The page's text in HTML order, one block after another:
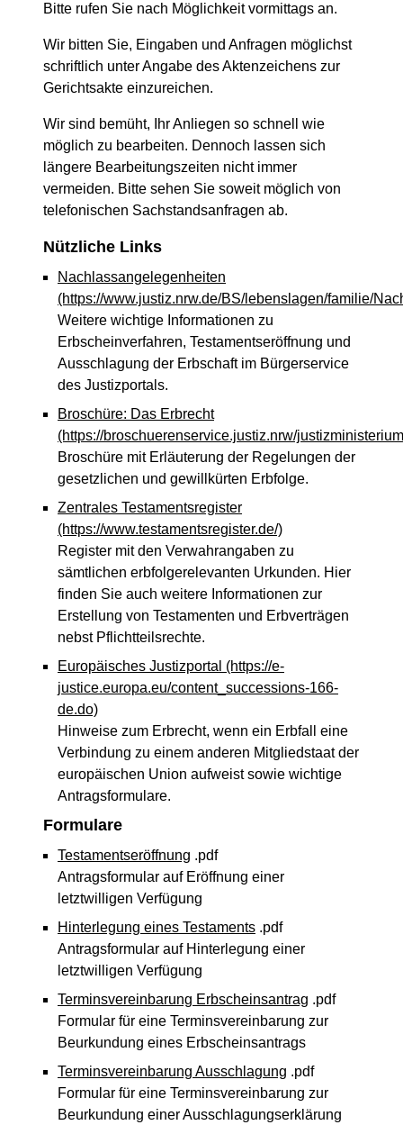
Bitte rufen Sie nach Möglichkeit vormittags an.
Wir bitten Sie, Eingaben und Anfragen möglichst
schriftlich unter Angabe des Aktenzeichens zur
Gerichtsakte einzureichen.
Wir sind bemüht, Ihr Anliegen so schnell wie
möglich zu bearbeiten. Dennoch lassen sich
längere Bearbeitungszeiten nicht immer
vermeiden. Bitte sehen Sie soweit möglich von
telefonischen Sachstandsanfragen ab.
Nützliche Links
Nachlassangelegenheiten
(https://www.justiz.nrw.de/BS/lebenslagen/familie/
Weitere wichtige Informationen zu
Erbscheinverfahren, Testamentseröffnung und
Ausschlagung der Erbschaft im Bürgerservice
des Justizportals.
Broschüre: Das Erbrecht
(https://broschuerenservice.justiz.nrw/
Broschüre mit Erläuterung der Regelungen der
gesetzlichen und gewillkürten Erbfolge.
Zentrales Testamentsregister
(https://www.testamentsregister.de/)
Register mit den Verwahrangaben zu
sämtlichen erbfolgerelevanten Urkunden. Hier
finden Sie auch weitere Informationen zur
Erstellung von Testamenten und Erbverträgen
nebst Pflichtteilsrechte.
Europäisches Justizportal (https://e-
justice.europa.eu/content_successions-166-
de.do)
Hinweise zum Erbrecht, wenn ein Erbfall eine
Verbindung zu einem anderen Mitgliedstaat der
europäischen Union aufweist sowie wichtige
Antragsformulare.
Formulare
Testamentseröffnung .pdf
Antragsformular auf Eröffnung einer
letztwilligen Verfügung
Hinterlegung eines Testaments .pdf
Antragsformular auf Hinterlegung einer
letztwilligen Verfügung
Terminsvereinbarung Erbscheinsantrag .pdf
Formular für eine Terminsvereinbarung zur
Beurkundung eines Erbscheinsantrags
Terminsvereinbarung Ausschlagung .pdf
Formular für eine Terminsvereinbarung zur
Beurkundung einer Ausschlagungserklärung